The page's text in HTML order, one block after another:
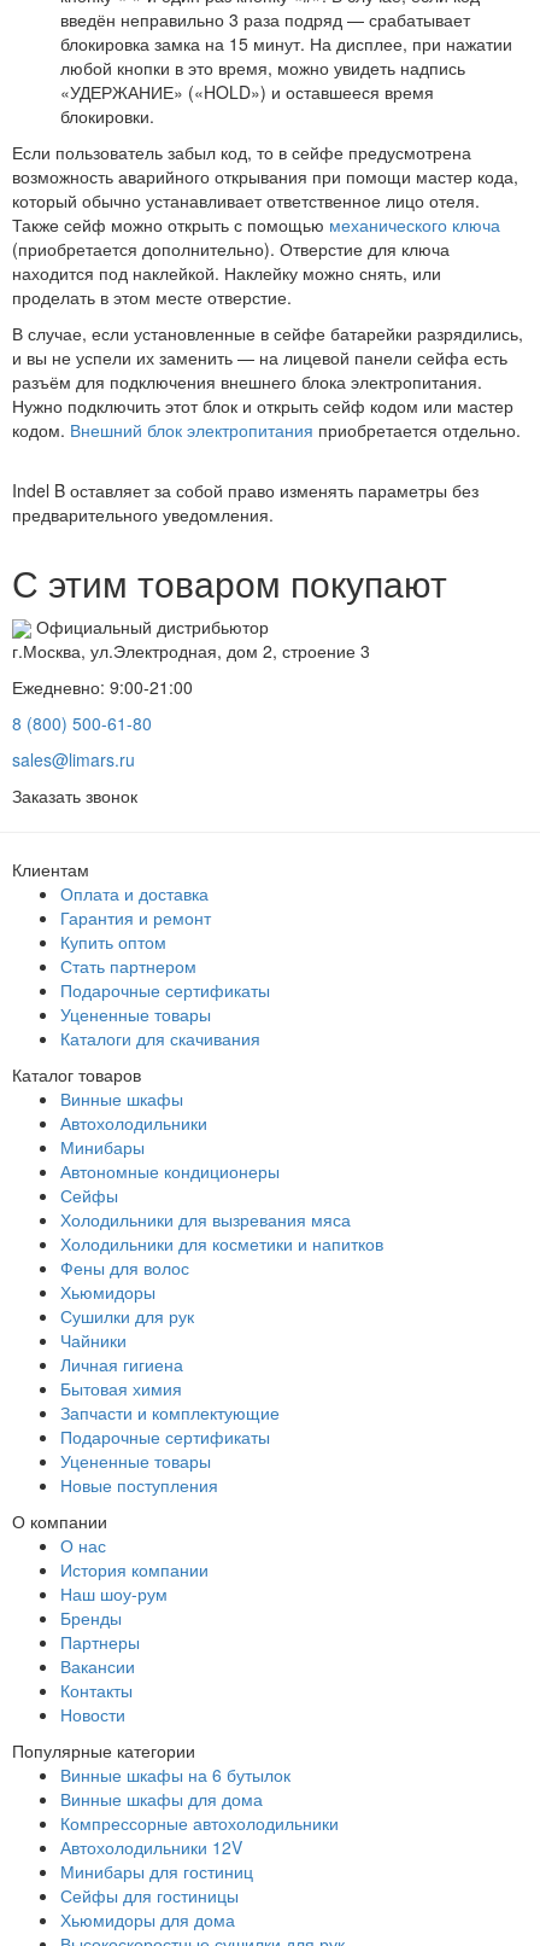
введён неправильно 3 раза подряд — срабатывает
блокировка замка на 15 минут. На дисплее, при нажатии
любой кнопки в это время, можно увидеть надпись
«УДЕРЖАНИЕ» («HOLD») и оставшееся время
блокировки.
Если пользователь забыл код, то в сейфе предусмотрена
возможность аварийного открывания при помощи мастер кода,
который обычно устанавливает ответственное лицо отеля.
Также сейф можно открыть с помощью механического ключа
(приобретается дополнительно). Отверстие для ключа
находится под наклейкой. Наклейку можно снять, или
проделать в этом месте отверстие.
В случае, если установленные в сейфе батарейки разрядились,
и вы не успели их заменить — на лицевой панели сейфа есть
разъём для подключения внешнего блока электропитания.
Нужно подключить этот блок и открыть сейф кодом или мастер
кодом. Внешний блок электропитания приобретается отдельно.
Indel B оставляет за собой право изменять параметры без
предварительного уведомления.
С этим товаром покупают
Официальный дистрибьютор
г.Москва, ул.Электродная, дом 2, строение 3
Ежедневно: 9:00-21:00
8 (800) 500-61-80
sales@limars.ru
Заказать звонок
Клиентам
Оплата и доставка
Гарантия и ремонт
Купить оптом
Стать партнером
Подарочные сертификаты
Уцененные товары
Каталоги для скачивания
Каталог товаров
Винные шкафы
Автохолодильники
Минибары
Автономные кондиционеры
Сейфы
Холодильники для вызревания мяса
Холодильники для косметики и напитков
Фены для волос
Хьюмидоры
Сушилки для рук
Чайники
Личная гигиена
Бытовая химия
Запчасти и комплектующие
Подарочные сертификаты
Уцененные товары
Новые поступления
О компании
О нас
История компании
Наш шоу-рум
Бренды
Партнеры
Вакансии
Контакты
Новости
Популярные категории
Винные шкафы на 6 бутылок
Винные шкафы для дома
Компрессорные автохолодильники
Автохолодильники 12V
Минибары для гостиниц
Сейфы для гостиницы
Хьюмидоры для дома